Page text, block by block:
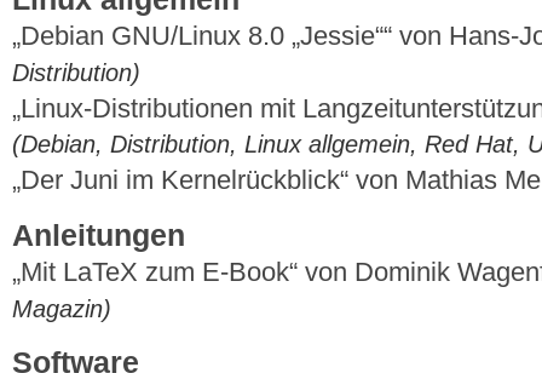
„Debian GNU/Linux 8.0 „Jessie““ von Hans-
Distribution)
„Linux-Distributionen mit
(Debian, Distribution, Linux allgemein, Red Hat,
„Der Juni im Kernelrückblick“ von Mathias
Anleitungen
„Mit LaTeX zum E-Book“ von Dominik
Magazin)
Software